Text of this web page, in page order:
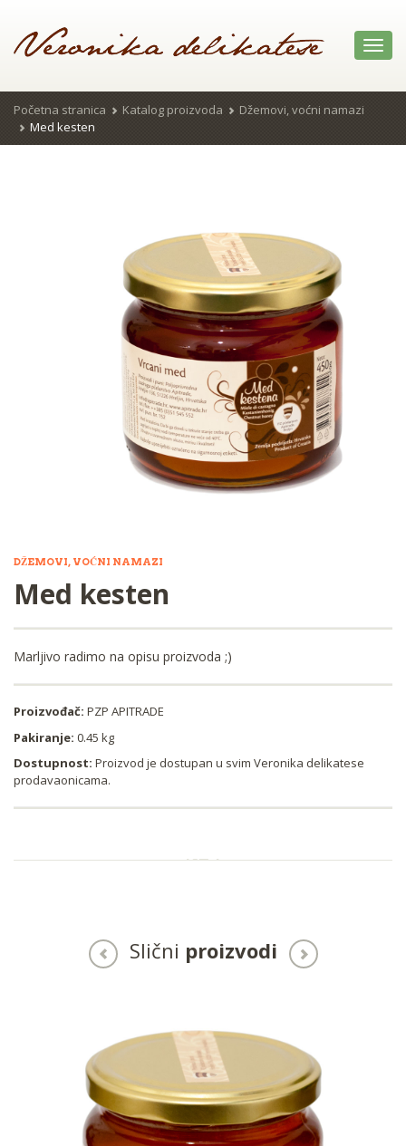
Početna stranica Katalog proizvoda
Džemovi, voćni namazi
Med kesten
DŽEMOVI, VOĆNI NAMAZI
Med kesten
Marljivo radimo na opisu proizvoda ;)
Proizvođač: PZP APITRADE
Pakiranje: 0.45 kg
Dostupnost: Proizvod je dostupan u svim Veronika delikatese
prodavaonicama.
Slični proizvodi